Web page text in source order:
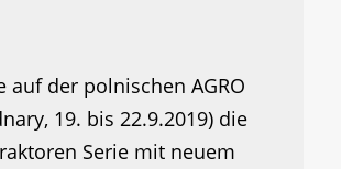
auf der polnischen AGRO
19. bis 22.9.2019) die
Serie mit neuem